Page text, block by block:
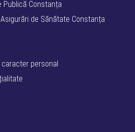
Publică Constanța
de Sănătate Constanța
personal